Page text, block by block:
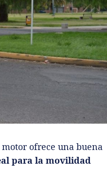
ofrece una buena
para la movilidad